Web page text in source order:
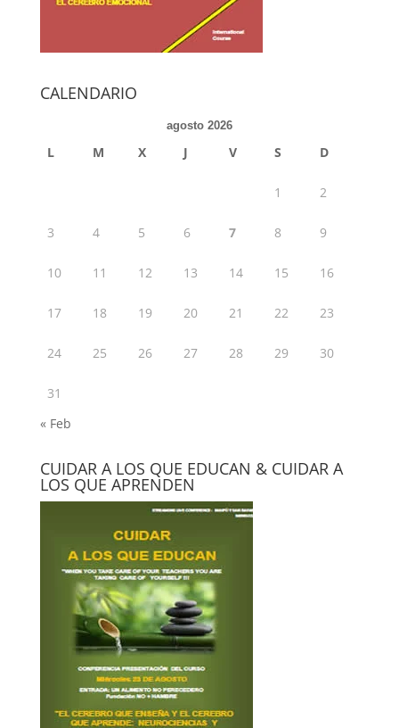
CALENDARIO
agosto 2026
L M X J V S D
1 2
3 4 5 6 7 8 9
10 11 12 13 14 15 16
17 18 19 20 21 22 23
24 25 26 27 28 29 30
31
« Feb
CUIDAR A LOS QUE EDUCAN & CUIDAR A
LOS QUE APRENDEN